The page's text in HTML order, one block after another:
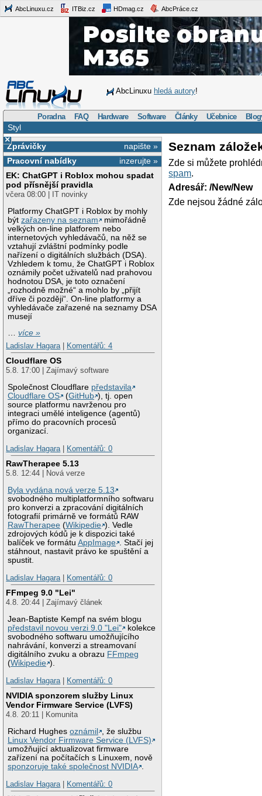
AbcLinuxu.cz ITBiz.cz HDmag.cz AbcPráce.cz
AbcLinuxu hledá autory!
Poradna FAQ Hardware Software Články Učebnice
Styl
×
napište »
Zprávičky
inzerujte »
Pracovní nabídky
EK: ChatGPT i Roblox mohou spadat
pod přísnější pravidla
včera 08:00 | IT novinky
Platformy ChatGPT i Roblox by mohly
býtzařazeny na seznam
mimořádně
velkých on-line platforem nebo
internetových vyhledávačů, na něž se
vztahují zvláštní podmínky podle
nařízení o digitálních službách (DSA).
Vzhledem k tomu, že ChatGPT i Roblox
oznámily počet uživatelů nad prahovou
hodnotou DSA, je toto označení
„rozhodně možné“ a mohlo by „přijít
dříve či později“. On-line platformy a
vyhledávače zařazené na seznamy DSA
musejí
…více »
Ladislav Hagara
Komentářů: 4
Cloudflare OS
5.8. 17:00 | Zajímavý software
Společnost Cloudflare představila
Cloudflare OS
(GitHub ), tj. open
source platformu navrženou pro
integraci umělé inteligence (agentů)
přímo do pracovních procesů
organizací.
Ladislav Hagara
Komentářů: 0
RawTherapee 5.13
5.8. 12:44 | Nová verze
Byla vydána nová verze 5.13
svobodného multiplatformního softwaru
pro konverzi a zpracování digitálních
fotografií primárně ve formátů RAW
RawTherapee (Wikipedie ). Vedle
zdrojových kódů je k dispozici také
balíček ve formátuAppImage . Stačí jej
stáhnout, nastavit právo ke spuštění a
spustit.
Ladislav Hagara
Komentářů: 0
FFmpeg 9.0 "Lei"
4.8. 20:44 | Zajímavý článek
Jean-Baptiste Kempf na svém blogu
představil novou verzi 9.0 "Lei"
kolekce
svobodného softwaru umožňujícího
nahrávání, konverzi a streamovaní
digitálního zvuku a obrazu FFmpeg
(Wikipedie ).
Ladislav Hagara
Komentářů: 0
NVIDIA sponzorem služby Linux
Vendor Firmware Service (LVFS)
4.8. 20:11 | Komunita
Richard Hughesoznámil
, že službu
Linux Vendor Firmware Service (LVFS)
umožňující aktualizovat firmware
zařízení na počítačích s Linuxem, nově
sponzoruje také společnost NVIDIA .
Ladislav Hagara | Komentářů: 0
Seznam
Zde si můžete
spam.
Adresář: /New/New
Zde nejsou žádné